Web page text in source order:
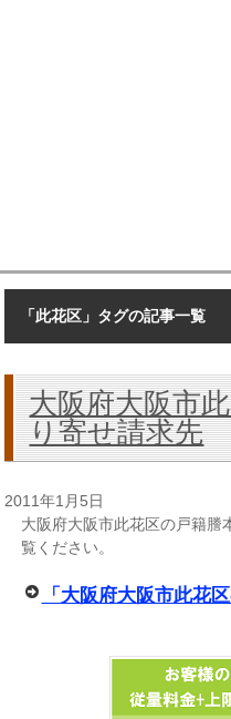
「此花区」タグの記事一覧
大阪府大阪市
り寄せ請求先
2011年1月5日
大阪府大阪市此花区の戸籍謄
覧ください。
「大阪府大阪市此花